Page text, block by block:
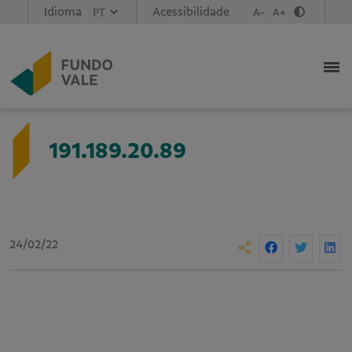
Idioma Acessibilidade A- A+
191.189.20.89
24/02/22